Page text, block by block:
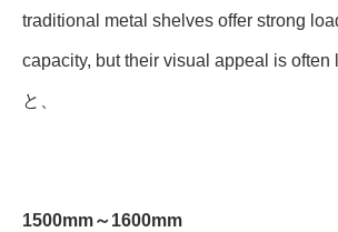
traditional metal shelves offer strong
capacity, but their visual appeal is often
と、
1500mm～1600mm